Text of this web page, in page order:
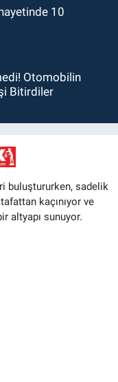
10
Otomobilin
Bitirdiler
buluştururken, sadelik
kaçınıyor ve
altyapı sunuyor.